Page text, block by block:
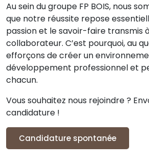
Au sein du groupe FP BOIS, nous
que notre réussite repose
passion et le savoir-faire transmis
collaborateur. C’est pourquoi, au
efforçons de créer un
développement professionnel et
chacun.
Vous souhaitez nous rejoindre ?
candidature !
Candidature spontanée